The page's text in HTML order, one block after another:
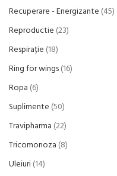
Recuperare - Energizante 45
Reproductie 23
Respirație 18
Ring for wings 16
Ropa 6
Suplimente 50
Travipharma 22
Tricomonoza 8
Uleiuri 14